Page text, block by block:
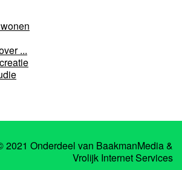
...
2021 Onderdeel van BaakmanMedia&
Vrolijk Internet Services